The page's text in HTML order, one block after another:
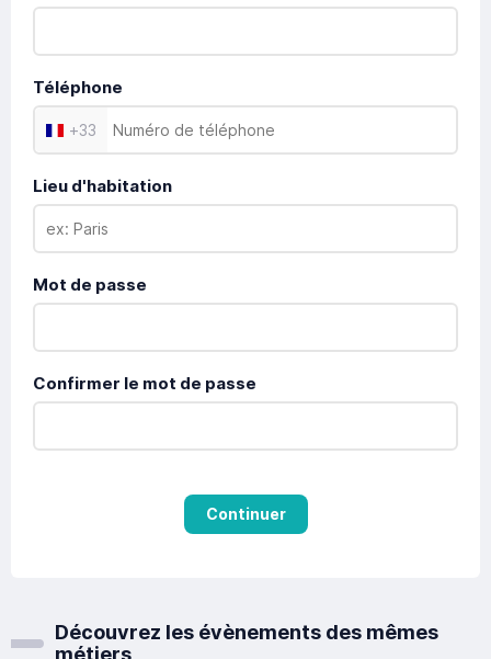
Téléphone
+33
Lieu d'habitation
Mot de passe
Confirmer le mot de passe
Continuer
Découvrez les évènements des mêmes
métiers